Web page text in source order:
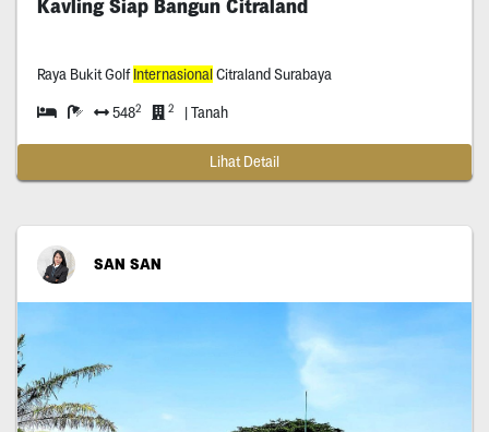
Kavling Siap Bangun Citraland
Raya Bukit GolfInternasionalCitraland Surabaya
5482 2 | Tanah
Lihat Detail
SAN SAN